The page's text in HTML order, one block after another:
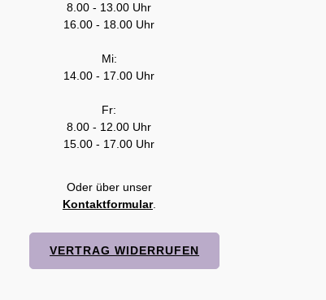
8.00 - 13.00 Uhr
16.00 - 18.00 Uhr
Mi:
14.00 - 17.00 Uhr
Fr:
8.00 - 12.00 Uhr
15.00 - 17.00 Uhr
Oder über unser
Kontaktformular.
VERTRAG WIDERRUFEN